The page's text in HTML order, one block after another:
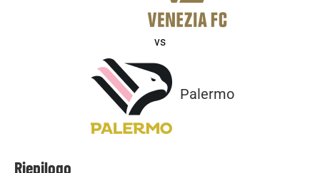
vs
Palermo
Riepilogo